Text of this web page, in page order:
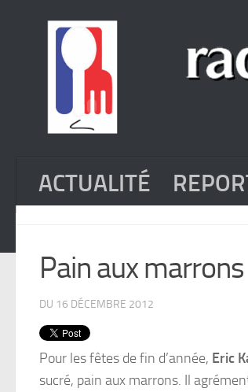
ACTUALITÉ
Pain aux marrons
DU 16 DÉCEMBRE 2012
Pour les fêtes de fin d’année, Eric
sucré, pain aux marrons. Il